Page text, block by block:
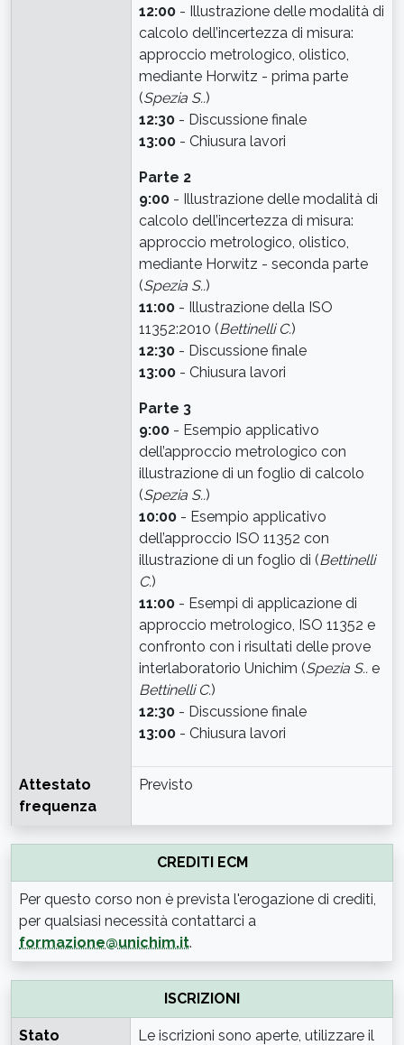
12:00 - Illustrazione delle modalità di
calcolo dell’incertezza di misura:
approccio metrologico, olistico,
mediante Horwitz - prima parte
(Spezia S..)
12:30 - Discussione finale
13:00 - Chiusura lavori
Parte 2
9:00 - Illustrazione delle modalità di
calcolo dell’incertezza di misura:
approccio metrologico, olistico,
mediante Horwitz - seconda parte
(Spezia S..)
11:00 - Illustrazione della ISO
11352:2010 (Bettinelli C.)
12:30 - Discussione finale
13:00 - Chiusura lavori
Parte 3
9:00 - Esempio applicativo
dell’approccio metrologico con
illustrazione di un foglio di calcolo
(Spezia S..)
10:00 - Esempio applicativo
dell’approccio ISO 11352 con
illustrazione di un foglio di (Bettinelli
C.)
11:00 - Esempi di applicazione di
approccio metrologico, ISO 11352 e
confronto con i risultati delle prove
interlaboratorio Unichim (Spezia S.. e
Bettinelli C.)
12:30 - Discussione finale
13:00 - Chiusura lavori
Attestato
frequenza
Previsto
CREDITI ECM
Per questo corso non è prevista l'erogazione di crediti,
per qualsiasi necessità contattarci a
formazione@unichim.it.
ISCRIZIONI
Stato
Le iscrizioni sono aperte, utilizzare il